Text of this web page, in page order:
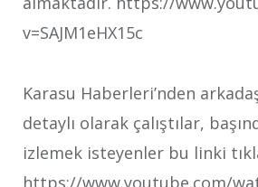
v=SAJM1eHX15c
Karasu Haberleri’nden
detaylı olarak çalıştılar,
izlemek isteyenler bu linki
https://www.youtube.com/